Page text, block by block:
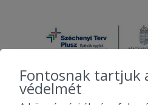
Fontosnak tartjuk
védelmét